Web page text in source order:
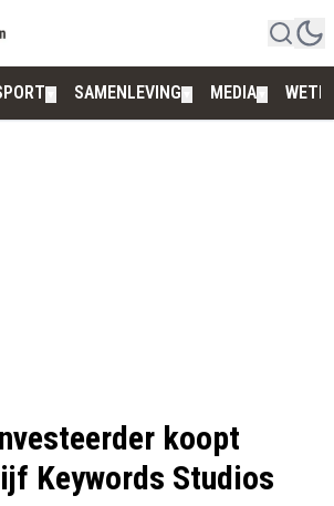
SAMENLEVING MEDIA
koopt
Keywords Studios